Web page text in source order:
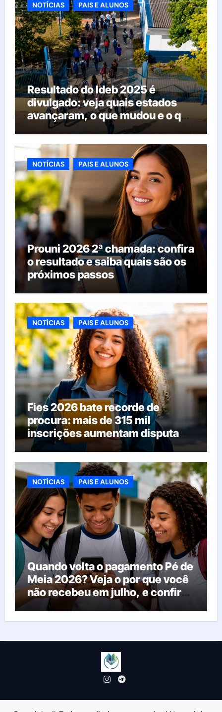
NOTÍCIAS PAIS E ALUNOS
Resultado do Ideb 2025 é
divulgado: veja quais estados
avançaram, o que mudou e o que
esperar da educação brasileira
NOTÍCIAS PAIS E ALUNOS
Prouni 2026 2ª chamada: confira
o resultado e saiba quais são os
próximos passos
NOTÍCIAS PAIS E ALUNOS
Fies 2026 bate recorde de
procura: mais de 315 mil
inscrições aumentam disputa
pelas vagas; veja o que acontece
agora
NOTÍCIAS PAIS E ALUNOS
Quando volta o pagamento Pé de
Meia 2026? Veja o por que você
não recebeu em julho, e confira
o calendário oficial